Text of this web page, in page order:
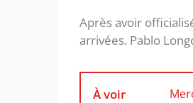
Après avoir
arrivées. Pablo
À voir